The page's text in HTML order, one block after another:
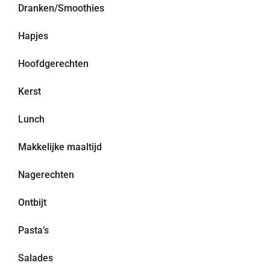
Dranken/Smoothies
Hapjes
Hoofdgerechten
Kerst
Lunch
Makkelijke maaltijd
Nagerechten
Ontbijt
Pasta’s
Salades